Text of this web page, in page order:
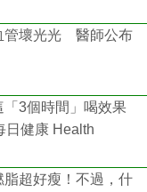
管壞光光 醫師公布
3個時間」喝效果
日健康 Health
超好瘦！不過，什